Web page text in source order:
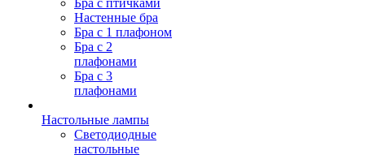
Бра с птичками
Настенные бра
Бра с 1 плафоном
Бра с 2
плафонами
Бра с 3
плафонами
Настольные лампы
Светодиодные
настольные